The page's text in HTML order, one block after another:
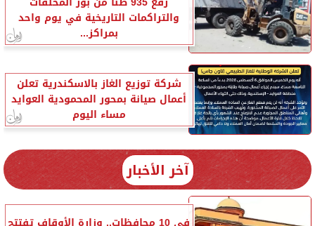
والتراكمات التاريخية في يوم واحد
بمراكز...
شركة توزيع الغاز بالاسكندرية تعلن
أعمال صيانة بمحور المحمودية العوايد
مساء اليوم
آخر الأخبار